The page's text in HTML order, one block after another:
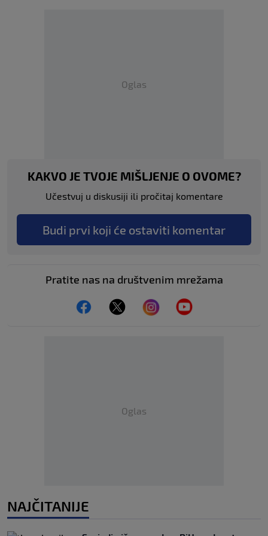
Oglas
KAKVO JE TVOJE MIŠLJENJE O OVOME?
Učestvuj u diskusiji ili pročitaj komentare
Budi prvi koji će ostaviti komentar
Pratite nas na društvenim mrežama
Oglas
NAJČITANIJE